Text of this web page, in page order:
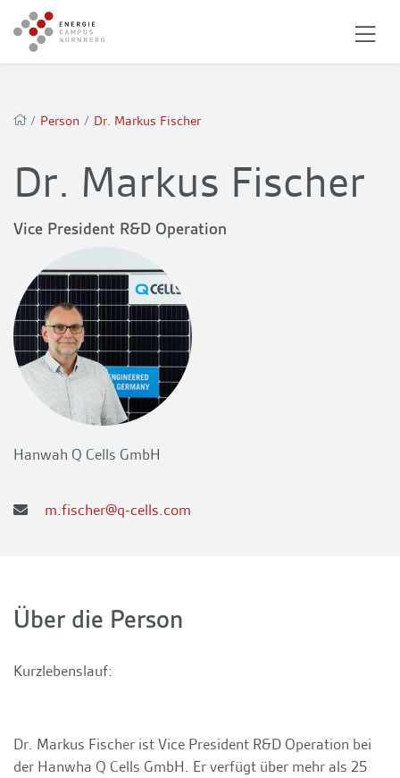
/ Person / Dr. Markus Fischer
Dr. Markus Fischer
Vice President R&D Operation
Hanwah Q Cells GmbH
m.fischer@q-cells.com
Über die Person
Kurzlebenslauf:
Dr. Markus Fischer ist Vice President R&D Operation bei
der Hanwha Q Cells GmbH. Er verfügt über mehr als 25